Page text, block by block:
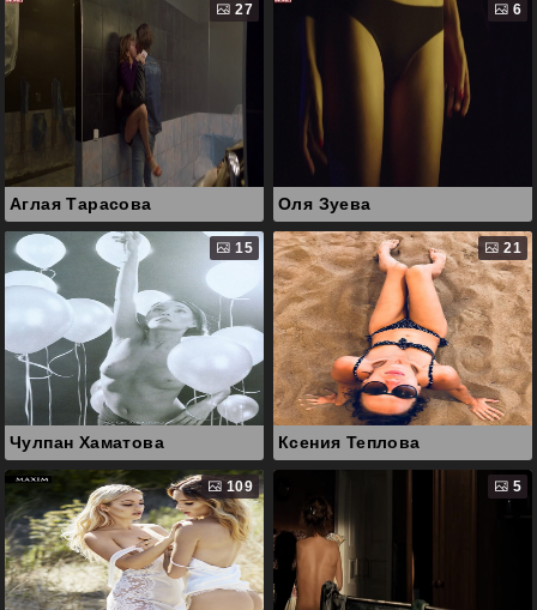
27
Аглая Тарасова
6
Оля Зуева
15
Чулпан Хаматова
21
Ксения Теплова
109 5